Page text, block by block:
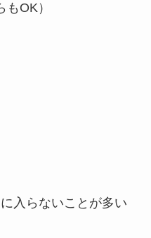
OK）
入らないことが多い